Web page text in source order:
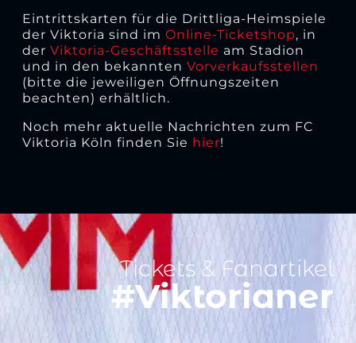
Eintrittskarten für die Drittliga-Heimspiele
der Viktoria sind im Online-Ticketshop, in
der Viktoria-Geschäftsstelle am Stadion
und in den bekannten Vorverkaufsstellen
(bitte die jeweiligen Öffnungszeiten
beachten) erhältlich.
Noch mehr aktuelle Nachrichten zum FC
Viktoria Köln finden Sie hier!
Tickets & Fanartikel
#Viktorianer